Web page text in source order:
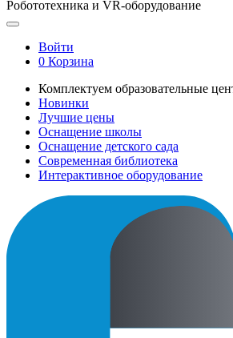
Робототехника и VR-оборудование
Войти
0 Корзина
Комплектуем образовательные
Новинки
Лучшие цены
Оснащение школы
Оснащение детского сада
Современная библиотека
Интерактивное оборудование